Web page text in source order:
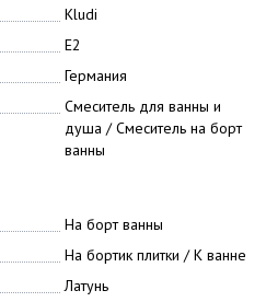
Kludi
E2
Германия
Смеситель для ванны и
душа / Смеситель на борт
ванны
На борт ванны
На бортик плитки / К ванне
Латунь